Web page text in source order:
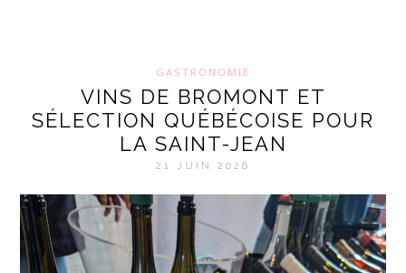
GASTRONOMIE
VINS DE BROMONT ET
SÉLECTION QUÉBÉCOISE POUR
LA SAINT-JEAN
21 JUIN 2026